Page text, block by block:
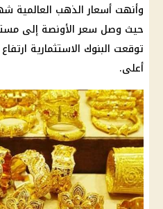
توقعت البنوك الاستثمارية
أعلى.